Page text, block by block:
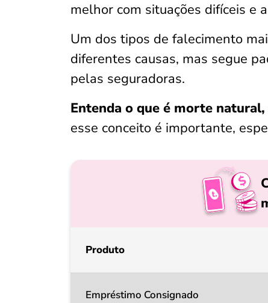
melhor com situações difíceis e a
Um dos tipos de falecimento
diferentes causas, mas segue
pelas seguradoras.
Entenda o que é morte
esse conceito é importante,
Produto
Empréstimo Consignado